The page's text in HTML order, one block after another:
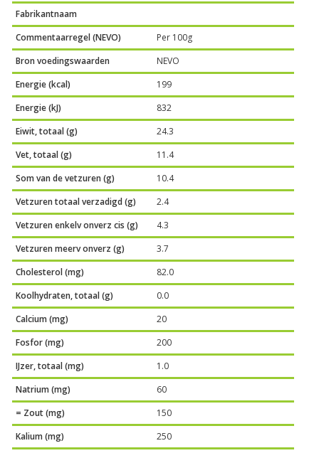
Fabrikantnaam
Commentaarregel (NEVO)
Per 100g
Bron voedingswaarden
NEVO
Energie (kcal)
199
Energie (kJ)
832
Eiwit, totaal (g)
24.3
Vet, totaal (g)
11.4
Som van de vetzuren (g)
10.4
Vetzuren totaal verzadigd (g)
2.4
Vetzuren enkelv onverz cis (g)
4.3
Vetzuren meerv onverz (g)
3.7
Cholesterol (mg)
82.0
Koolhydraten, totaal (g)
0.0
Calcium (mg)
20
Fosfor (mg)
200
IJzer, totaal (mg)
1.0
Natrium (mg)
60
= Zout (mg)
150
Kalium (mg)
250